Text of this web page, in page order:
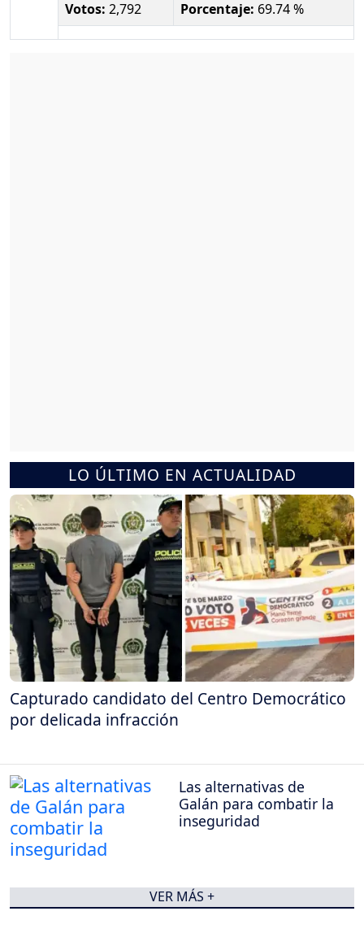
Votos: 2,792 Porcentaje: 69.74 %
LO ÚLTIMO EN ACTUALIDAD
Capturado candidato del Centro Democrático
por delicada infracción
Las alternativas de
Galán para combatir la
inseguridad
VER MÁS +